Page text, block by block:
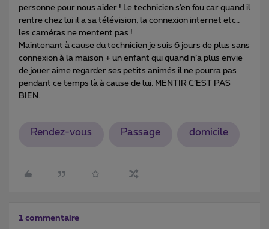
personne pour nous aider ! Le technicien s’en fou car quand il
rentre chez lui il a sa télévision, la connexion internet etc..
les caméras ne mentent pas !
Maintenant à cause du technicien je suis 6 jours de plus sans
connexion à la maison + un enfant qui quand n’a plus envie
de jouer aime regarder ses petits animés il ne pourra pas
pendant ce temps là à cause de lui. MENTIR C’EST PAS
BIEN.
Rendez-vous Passage domicile
1 commentaire